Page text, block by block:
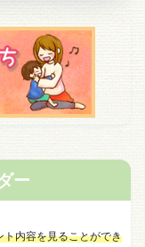
ー
内容を見ることができ